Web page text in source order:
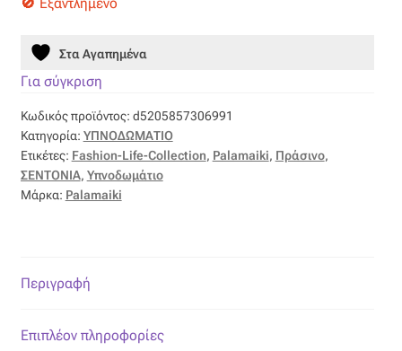
Ταφτάς (ταυτάς)
Ταφτάς μεταξωτός
Τρεβίρα
Υφαντό
Φλάμα
Φόδρα
Στα Αγαπημένα
Για σύγκριση
Κωδικός προϊόντος: d5205857306991
Κατηγορία: ΥΠΝΟΔΩΜΑΤΙΟ
Ετικέτες: Fashion-Life-Collection, Palamaiki, Πράσινο,
ΣΕΝΤΟΝΙΑ, Υπνοδωμάτιο
Μάρκα: Palamaiki
Περιγραφή
Επιπλέον πληροφορίες